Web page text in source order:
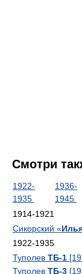
Смотри
1922-
1935
1936-
1945
1914-1921
Сикорский «
1922-1935
Туполев ТБ-1
Туполев ТБ-3